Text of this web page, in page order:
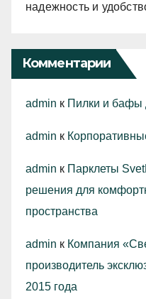
надежность и
Комментарии
admin к Пилки и бафы
admin к
admin к Парклеты
решения для
пространства
admin к Компания
производитель
2015 года